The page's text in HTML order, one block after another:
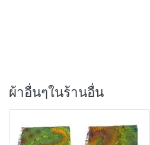
ผ้าอื่นๆในร้านอื่น